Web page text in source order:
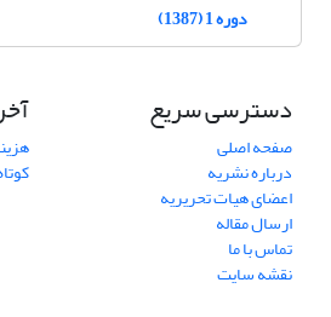
دوره 1 (1387)
دسترسی سریع
صفحه اصلی
درباره نشریه
اعضای هیات تحریریه
ارسال مقاله
تماس با ما
نقشه سایت